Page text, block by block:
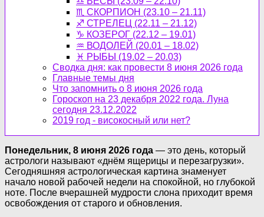
♏ СКОРПИОН (23.10 – 21.11)
♐ СТРЕЛЕЦ (22.11 – 21.12)
♑ КОЗЕРОГ (22.12 – 19.01)
♒ ВОДОЛЕЙ (20.01 – 18.02)
♓ РЫБЫ (19.02 – 20.03)
Сводка дня: как провести 8 июня 2026 года
Главные темы дня
Что запомнить о 8 июня 2026 года
Гороскоп на 23 декабря 2022 года. Луна
сегодня 23.12.2022
2019 год - високосный или нет?
Понедельник, 8 июня 2026 года — это день, который
астрологи называют «днём ящерицы и перезагрузки».
Сегодняшняя астрологическая картина знаменует
начало новой рабочей недели на спокойной, но глубокой
ноте. После вчерашней мудрости слона приходит время
освобождения от старого и обновления.